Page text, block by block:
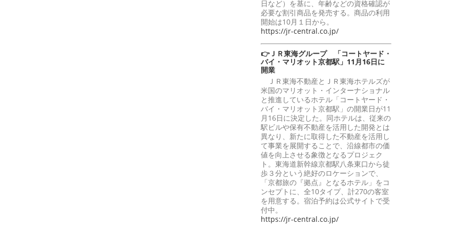
日など）を基に、年齢などの資格確認が
必要な割引商品を発売する。商品の利用
開始は10月１日から。
https://jr-central.co.jp/
👉ＪＲ東海グループ 「コートヤード・
バイ・マリオット京都駅」11月16日に
開業
ＪＲ東海不動産とＪＲ東海ホテルズが
米国のマリオット・インターナショナル
と推進しているホテル「コートヤード・
バイ・マリオット京都駅」の開業日が11
月16日に決定した。同ホテルは、従来の
駅ビルや保有不動産を活用した開発とは
異なり、新たに取得した不動産を活用し
て事業を展開することで、沿線都市の価
値を向上させる象徴となるプロジェク
ト。東海道新幹線京都駅八条東口から徒
歩３分という絶好のロケーションで、
「京都旅の『拠点』となるホテル」をコ
ンセプトに、全10タイプ、計270の客室
を用意する。宿泊予約は公式サイトで受
付中。
https://jr-central.co.jp/